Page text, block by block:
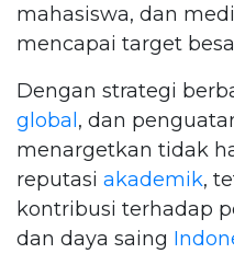
mahasiswa, dan
mencapai target
Dengan strategi
global , dan
menargetkan tidak
reputasi akademik,
kontribusi terhadap
dan daya saing